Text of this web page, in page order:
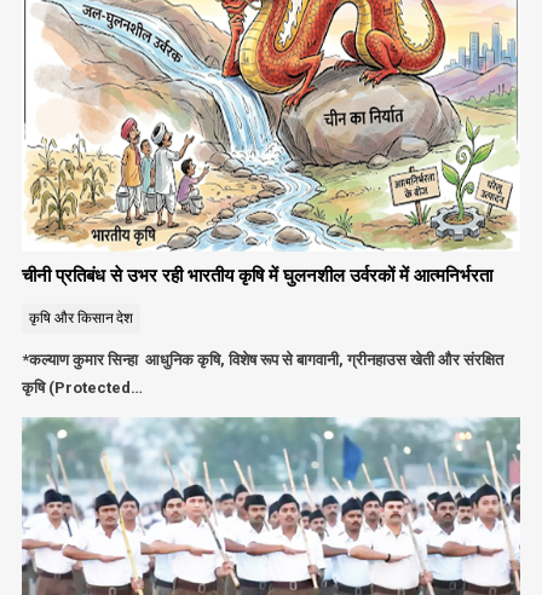
चीनी प्रतिबंध से उभर रही भारतीय कृषि में घुलनशील उर्वरकों में आत्मनिर्भरता
कृषि और किसानदेश
*कल्याण कुमार सिन्हा आधुनिक कृषि, विशेष रूप से बागवानी, ग्रीनहाउस खेती और संरक्षित
कृषि (Protected…